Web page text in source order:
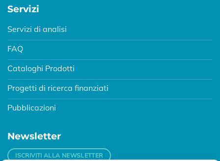
Servizi
Servizi di analisi
FAQ
Cataloghi Prodotti
Progetti di ricerca finanziati
Pubblicazioni
Newsletter
ISCRIVITI ALLA NEWSLETTER